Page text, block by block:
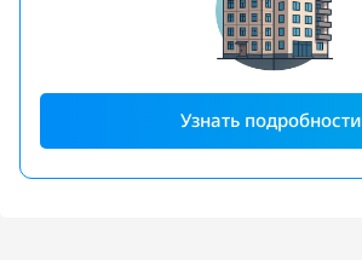
Узнать подробности